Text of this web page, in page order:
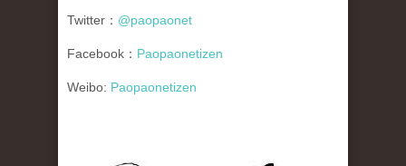
Twitter： @paopaonet
Facebook： Paopaonetizen
Weibo: Paopaonetizen